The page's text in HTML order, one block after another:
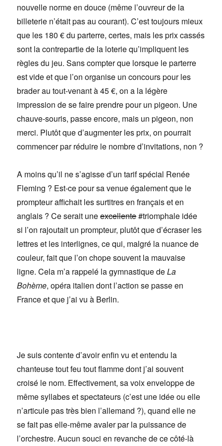
nouvelle norme en douce (même l’ouvreur de la
billeterie n’était pas au courant). C’est toujours mieux
que les 180 € du parterre, certes, mais les prix cassés
sont la contrepartie de la loterie qu’impliquent les
règles du jeu. Sans compter que lorsque le parterre
est vide et que l’on organise un concours pour les
brader au tout-venant à 45 €, on a la légère
impression de se faire prendre pour un pigeon. Une
chauve-souris, passe encore, mais un pigeon, non
merci. Plutôt que d’augmenter les prix, on pourrait
commencer par réduire le nombre d’invitations, non ?
A moins qu’il ne s’agisse d’un tarif spécial Renée
Fleming ? Est-ce pour sa venue également que le
prompteur affichait les surtitres en français et en
anglais ? Ce serait uneexcellente#triomphale idée
si l’on rajoutait un prompteur, plutôt que d’écraser les
lettres et les interlignes, ce qui, malgré la nuance de
couleur, fait que l’on chope souvent la mauvaise
ligne. Cela m’a rappelé la gymnastique deLa
Bohème, opéra italien dont l’action se passe en
France et que j’ai vu à Berlin.
Je suis contente d’avoir enfin vu et entendu la
chanteuse tout feu tout flamme dont j’ai souvent
croisé le nom. Effectivement, sa voix enveloppe de
même syllabes et spectateurs (c’est une idée ou elle
n’articule pas très bien l’allemand ?), quand elle ne
se fait pas elle-même avaler par la puissance de
l’orchestre. Aucun souci en revanche de ce côté-là